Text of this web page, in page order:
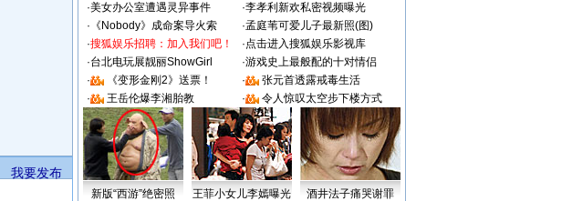
我要发布
·美女办公室遭遇灵异事件 ·李孝利新欢私密视频曝光
· 《Nobody》成命案导火索 ·孟庭苇可爱儿子最新照(图)
·搜狐娱乐招聘：加入我们吧！ ·点击进入搜狐娱乐影视库
·台北电玩展靓丽ShowGirl ·游戏史上最般配的十对情侣
·
《变形金刚2》送票！ ·
张元首透露戒毒生活
·
王岳伦爆李湘胎教 · 令人惊叹太空步下楼方式
新版“西游”绝密照 王菲小女儿李嫣曝光 酒井法子痛哭谢罪